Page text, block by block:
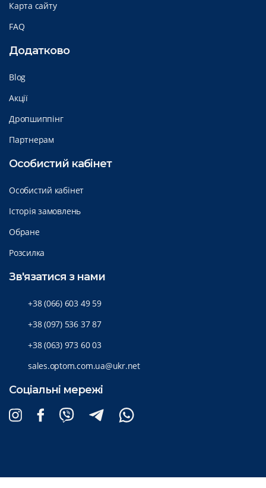
Карта сайту
FAQ
Додатково
Blog
Акції
Дропшиппінг
Партнерам
Особистий кабінет
Особистий кабінет
Історія замовлень
Обране
Розсилка
Зв'язатися з нами
+38 (066) 603 49 59
+38 (097) 536 37 87
+38 (063) 973 60 03
sales.optom.com.ua@ukr.net
Соціальні мережі